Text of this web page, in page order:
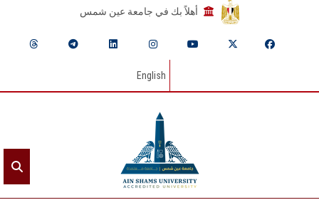
أهلاً بك في جامعة عين شمس
English